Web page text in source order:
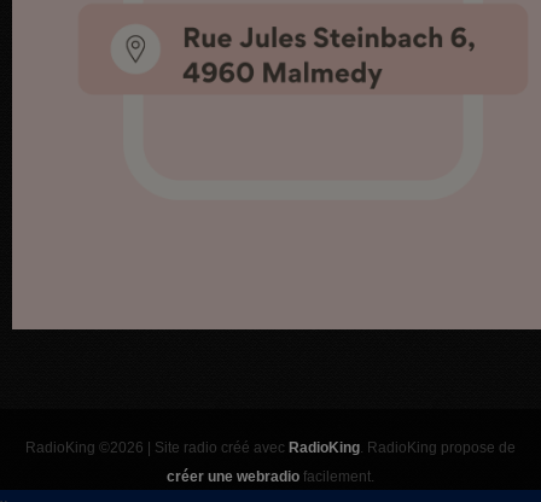
RadioKing ©2026 | Site radio créé avec RadioKing. RadioKing propose de
créer une webradio facilement.